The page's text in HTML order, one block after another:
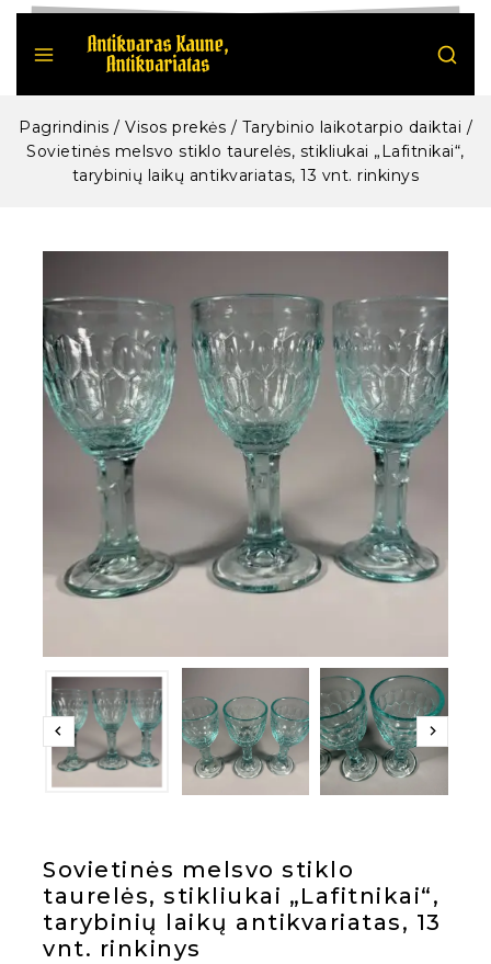
Pagrindinis / Visos prekės / Tarybinio laikotarpio daiktai /
Sovietinės melsvo stiklo taurelės, stikliukai „Lafitnikai“,
tarybinių laikų antikvariatas, 13 vnt. rinkinys
Sovietinės melsvo stiklo
taurelės, stikliukai „Lafitnikai“,
tarybinių laikų antikvariatas, 13
vnt. rinkinys